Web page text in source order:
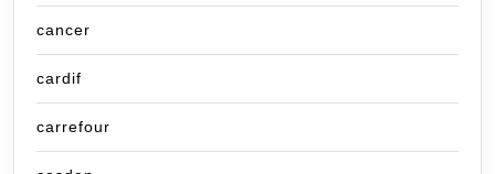
cancer
cardif
carrefour